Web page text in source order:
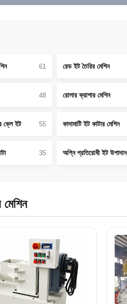
61 রেড ইট তৈরির মেশিন
48 রোলার ক্রাশার মেশিন
ক্লে ইট 55 কাদামাটি ইট কাটার মেশিন
35 অগ্নি প্রতিরোধী ইট উপাদান
মেশিন